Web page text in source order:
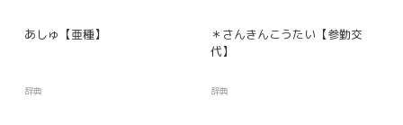
あしゅ【亜種】
辞典
＊さんきんこうたい【参勤交
代】
辞典